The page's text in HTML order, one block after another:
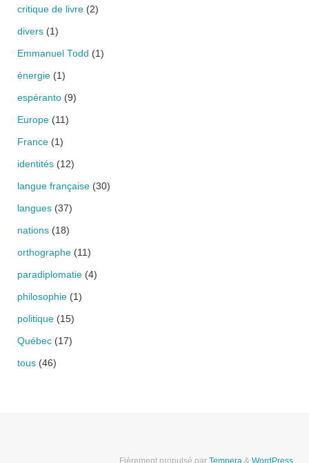
critique de livre (2)
divers (1)
Emmanuel Todd (1)
énergie (1)
espéranto (9)
Europe (11)
France (1)
identités (12)
langue française (30)
langues (37)
nations (18)
orthographe (11)
paradiplomatie (4)
philosophie (1)
politique (15)
Québec (17)
tous (46)
Fièrement propulsé par Tempera & WordPress.